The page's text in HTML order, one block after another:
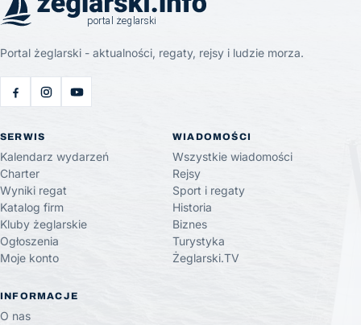
Portal żeglarski - aktualności, regaty, rejsy i ludzie morza.
SERWIS
Kalendarz wydarzeń
Charter
Wyniki regat
Katalog firm
Kluby żeglarskie
Ogłoszenia
Moje konto
WIADOMOŚCI
Wszystkie wiadomości
Rejsy
Sport i regaty
Historia
Biznes
Turystyka
Żeglarski.TV
INFORMACJE
O nas